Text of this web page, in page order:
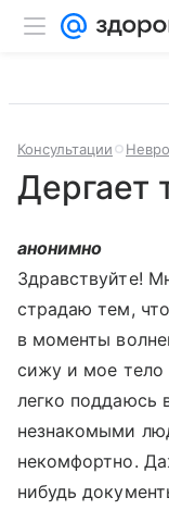
Консультации
Дергает
анонимно
Здравствуйте!
страдаю тем,
в моменты
сижу и мое тело
легко поддаюсь
незнакомыми
некомфортно.
нибудь